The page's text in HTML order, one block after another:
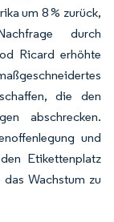
um 8 % zurück,
durch
Ricard erhöhte
die den
abschrecken.
und
Etikettenplatz
das Wachstum zu